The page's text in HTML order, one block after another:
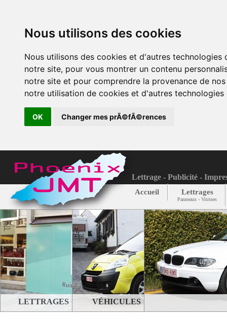
Nous utilisons des cookies
Nous utilisons des cookies et d'autres
notre site, pour vous montrer un contenu
notre site et pour comprendre la provenance de
notre utilisation de cookies et d'autres technologies
OK Changer mes prÃ©fÃ©rences
Lettrage - Publicité -
Accueil Lettrages
Panneaux - Vitrines
LETTRAGES VÉHICULES